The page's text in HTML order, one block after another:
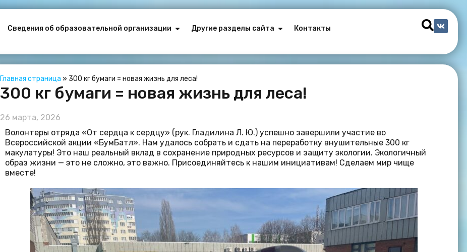
Сведения об образовательной организации Другие разделы сайта Контакты
Главная страница » 300 кг бумаги = новая жизнь для леса!
300 кг бумаги = новая жизнь для леса!
26 марта, 2026
Волонтеры отряда «От сердца к сердцу» (рук. Гладилина Л. Ю.) успешно завершили участие во
Всероссийской акции «БумБатл». Нам удалось собрать и сдать на переработку внушительные 300 кг
макулатуры! Это наш реальный вклад в сохранение природных ресурсов и защиту экологии. Экологичный
образ жизни — это не сложно, это важно. Присоединяйтесь к нашим инициативам! Сделаем мир чище
вместе!